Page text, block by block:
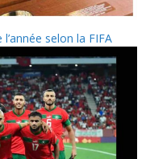
selon la FIFA